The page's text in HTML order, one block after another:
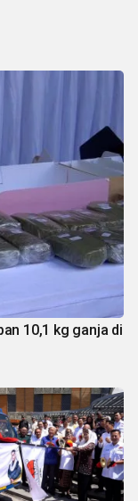
10,1 kg ganja di